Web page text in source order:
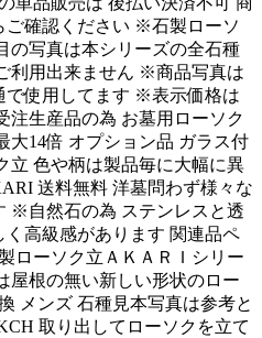
ご確認ください ※石製ローソ
の写真は本シリーズの全石種
利用出来ません ※商品写真は
で使用してます ※表示価格は
生産品の為 お墓用ローソク
大14倍 オプション品 ガラス付
立 色や柄は製品毎に大幅に異
送料無料 洋墓問わず様々な
※自然石の為 ステンレスと透
高級感があります 関連品ペ
ローソク立ＡＫＡＲＩシリー
屋根の無い新しい形状のロー
メンズ 石種見本写真は参考と
取り出してローソクを立て